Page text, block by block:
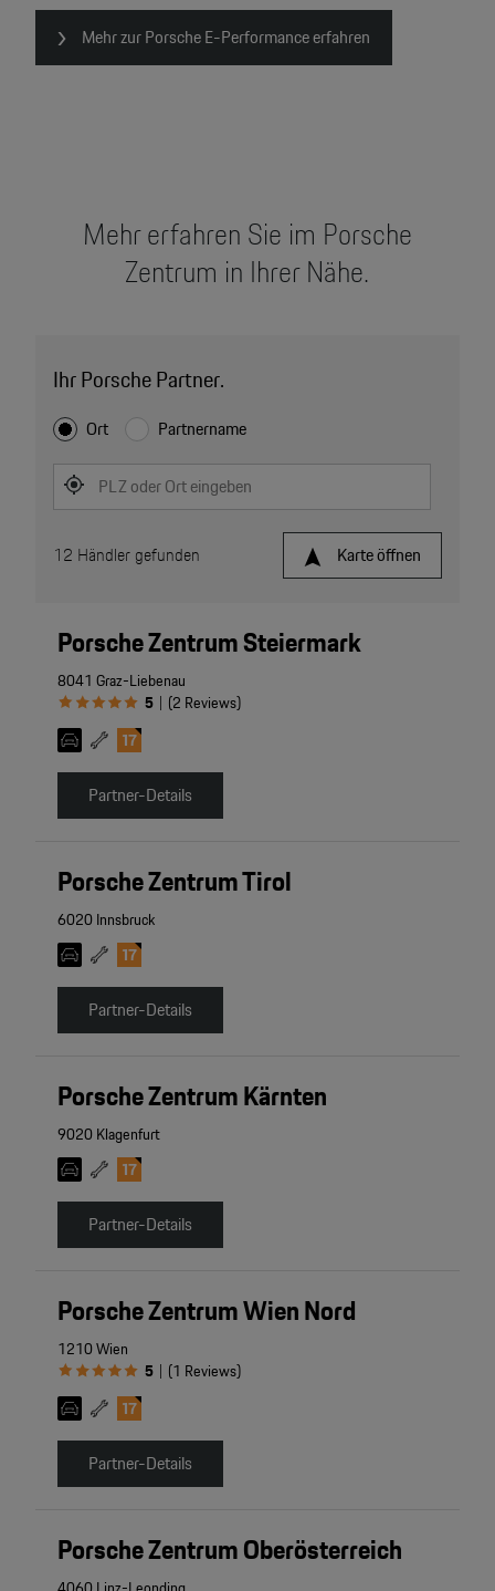
Mehr zur Porsche E-Performance erfahren
Mehr erfahren Sie im Porsche
Zentrum in Ihrer Nähe.
Ihr Porsche Partner.
Ort Partnername
PLZ oder Ort eingeben
Karte öffnen
12 Händler gefunden
Porsche Zentrum Steiermark
8041 Graz-Liebenau
5 | (2 Reviews)
Partner-Details
Porsche Zentrum Tirol
6020 Innsbruck
Partner-Details
Porsche Zentrum Kärnten
9020 Klagenfurt
Partner-Details
Porsche Zentrum Wien Nord
1210 Wien
5 | (1 Reviews)
Partner-Details
Porsche Zentrum Oberösterreich